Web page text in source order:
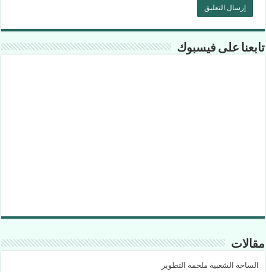
تابعنا على فيسبوك
مقالات
الساحة الشعبية ملحمة التطوير